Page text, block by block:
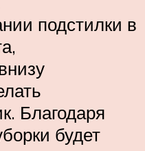
подстилки в
Благодаря
будет